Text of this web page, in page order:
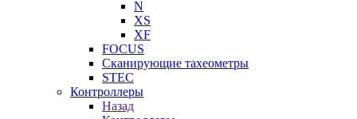
N
XS
XF
FOCUS
Сканирующие тахеометры
STEC
Контроллеры
Назад